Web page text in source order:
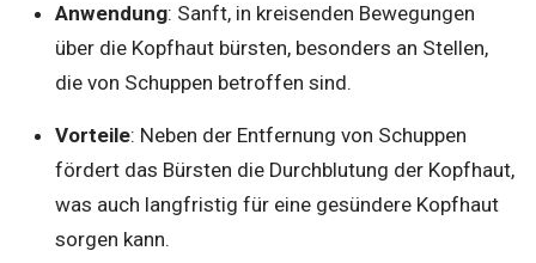
Anwendung: Sanft, in kreisenden Bewegungen
über die Kopfhaut bürsten, besonders an Stellen,
die von Schuppen betroffen sind.
Vorteile: Neben der Entfernung von Schuppen
fördert das Bürsten die Durchblutung der Kopfhaut,
was auch langfristig für eine gesündere Kopfhaut
sorgen kann.